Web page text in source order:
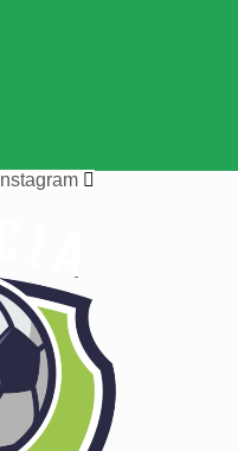
Instagram